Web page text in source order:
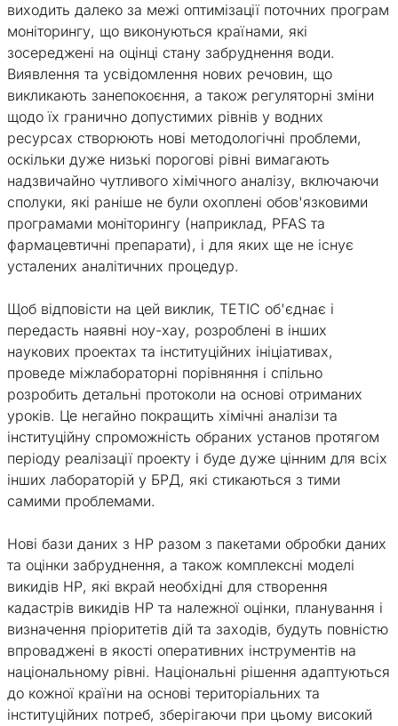
виходить далеко за межі оптимізації поточних програм
моніторингу, що виконуються країнами, які
зосереджені на оцінці стану забруднення води.
Виявлення та усвідомлення нових речовин, що
викликають занепокоєння, а також регуляторні зміни
щодо їх гранично допустимих рівнів у водних
ресурсах створюють нові методологічні проблеми,
оскільки дуже низькі порогові рівні вимагають
надзвичайно чутливого хімічного аналізу, включаючи
сполуки, які раніше не були охоплені обов'язковими
програмами моніторингу (наприклад, PFAS та
фармацевтичні препарати), і для яких ще не існує
усталених аналітичних процедур.
Щоб відповісти на цей виклик, ТЕТІС об'єднає і
передасть наявні ноу-хау, розроблені в інших
наукових проектах та інституційних ініціативах,
проведе міжлабораторні порівняння і спільно
розробить детальні протоколи на основі отриманих
уроків. Це негайно покращить хімічні аналізи та
інституційну спроможність обраних установ протягом
періоду реалізації проекту і буде дуже цінним для всіх
інших лабораторій у БРД, які стикаються з тими
самими проблемами.
Нові бази даних з НР разом з пакетами обробки даних
та оцінки забруднення, а також комплексні моделі
викидів НР, які вкрай необхідні для створення
кадастрів викидів НР та належної оцінки, планування і
визначення пріоритетів дій та заходів, будуть повністю
впроваджені в якості оперативних інструментів на
національному рівні. Національні рішення адаптуються
до кожної країни на основі територіальних та
інституційних потреб, зберігаючи при цьому високий